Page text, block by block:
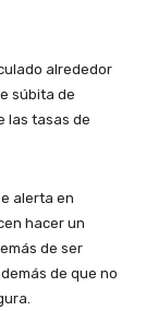
alrededor
súbita de
las tasas de
alerta en
hacer un
de ser
de que no